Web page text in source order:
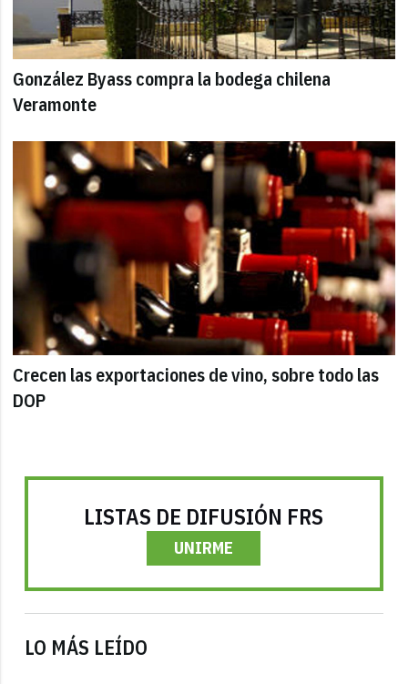
González Byass compra la bodega chilena
Veramonte
Crecen las exportaciones de vino, sobre todo las
DOP
LISTAS DE DIFUSIÓN FRS
UNIRME
LO MÁS LEÍDO